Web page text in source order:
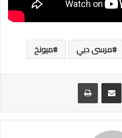
مرسى دبي ميونخ
تيلقرام